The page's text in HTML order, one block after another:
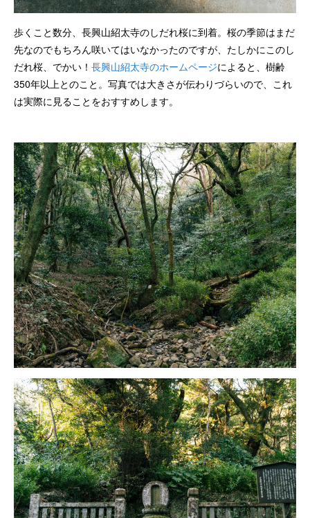
歩くこと数分、長興山紹太寺のしだれ桜に到着。桜の季節はまだ
先なのでもちろん咲いてはいなかったのですが、たしかにこのし
だれ桜、でかい！ 長興山紹太寺のホームページによると、樹齢
350年以上とのこと。写真では大きさが伝わりづらいので、これ
は実際に見ることをおすすめします。